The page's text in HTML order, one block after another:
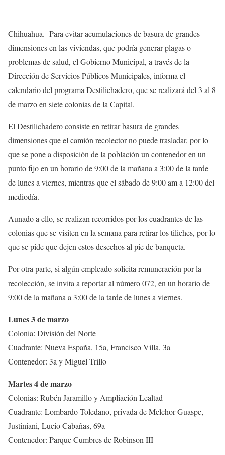
Chihuahua.- Para evitar acumulaciones de basura de grandes
dimensiones en las viviendas, que podría generar plagas o
problemas de salud, el Gobierno Municipal, a través de la
Dirección de Servicios Públicos Municipales, informa el
calendario del programa Destilichadero, que se realizará del 3 al 8
de marzo en siete colonias de la Capital.
El Destilichadero consiste en retirar basura de grandes
dimensiones que el camión recolector no puede trasladar, por lo
que se pone a disposición de la población un contenedor en un
punto fijo en un horario de 9:00 de la mañana a 3:00 de la tarde
de lunes a viernes, mientras que el sábado de 9:00 am a 12:00 del
mediodía.
Aunado a ello, se realizan recorridos por los cuadrantes de las
colonias que se visiten en la semana para retirar los tiliches, por lo
que se pide que dejen estos desechos al pie de banqueta.
Por otra parte, si algún empleado solicita remuneración por la
recolección, se invita a reportar al número 072, en un horario de
9:00 de la mañana a 3:00 de la tarde de lunes a viernes.
Lunes 3 de marzo
Colonia: División del Norte
Cuadrante: Nueva España, 15a, Francisco Villa, 3a
Contenedor: 3a y Miguel Trillo
Martes 4 de marzo
Colonias: Rubén Jaramillo y Ampliación Lealtad
Cuadrante: Lombardo Toledano, privada de Melchor Guaspe,
Justiniani, Lucio Cabañas, 69a
Contenedor: Parque Cumbres de Robinson III